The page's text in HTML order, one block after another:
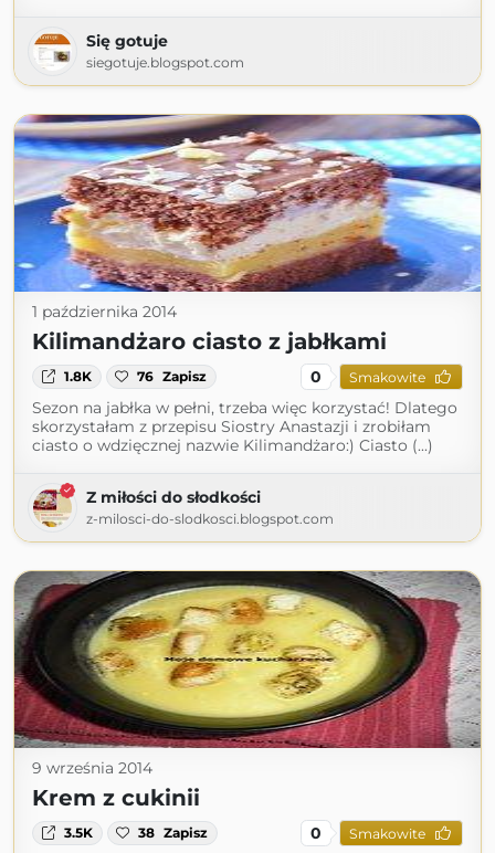
Się gotuje
siegotuje.blogspot.com
1 października 2014
Kilimandżaro ciasto z jabłkami
1.8K 76 Zapisz 0 Smakowite
Sezon na jabłka w pełni, trzeba więc korzystać! Dlatego
skorzystałam z przepisu Siostry Anastazji i zrobiłam
ciasto o wdzięcznej nazwie Kilimandżaro:) Ciasto (...)
Z miłości do słodkości
z-milosci-do-slodkosci.blogspot.com
9 września 2014
Krem z cukinii
3.5K 38 Zapisz 0 Smakowite